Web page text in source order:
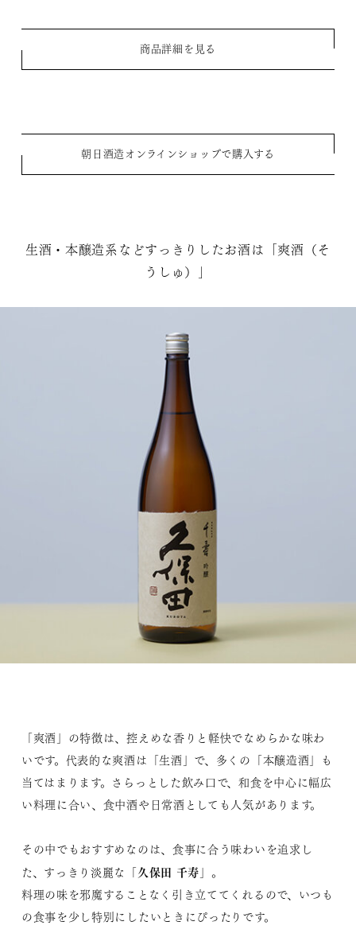
商品詳細を見る
朝日酒造オンラインショップで購入する
生酒・本醸造系などすっきりしたお酒は「爽酒（そ
うしゅ）」
「爽酒」の特徴は、控えめな香りと軽快でなめらかな味わ
いです。代表的な爽酒は「生酒」で、多くの「本醸造酒」も
当てはまります。さらっとした飲み口で、和食を中心に幅広
い料理に合い、食中酒や日常酒としても人気があります。
その中でもおすすめなのは、食事に合う味わいを追求し
た、すっきり淡麗な「久保田 千寿 」。
料理の味を邪魔することなく引き立ててくれるので、いつも
の食事を少し特別にしたいときにぴったりです。